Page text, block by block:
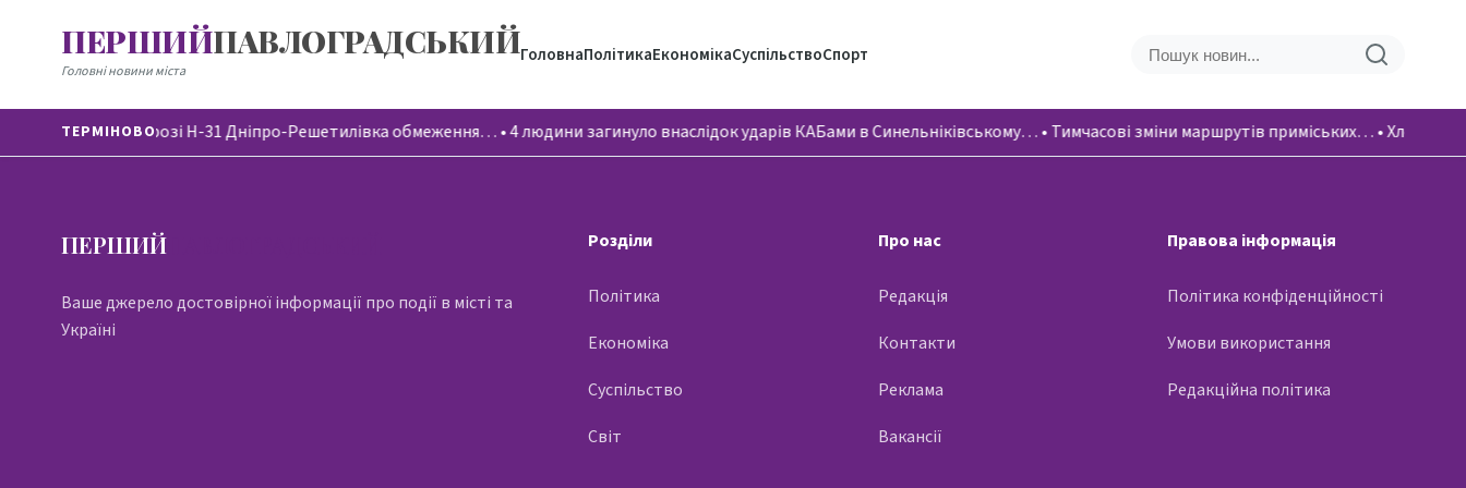
ПЕРШИЙПАВЛОГРАДСЬКИЙ
Головні новини міста
ГоловнаПолітикаЕкономікаСуспільствоСпорт
ТЕРМІНОВО
На автодорозі Н-31 Дніпро-Решетилівка обмеження…•4 людини загинуло внаслідок ударів КАБами в Синельніківському…•Тимчасові зміни маршрутів приміських…•Хлопці
ПЕРШИЙ
Ваше джерело достовірної інформації про події в місті та
Україні
Розділи
Політика
Економіка
Суспільство
Світ
Про нас
Редакція
Контакти
Реклама
Вакансії
Правова інформація
Політика конфіденційності
Умови використання
Редакційна політика